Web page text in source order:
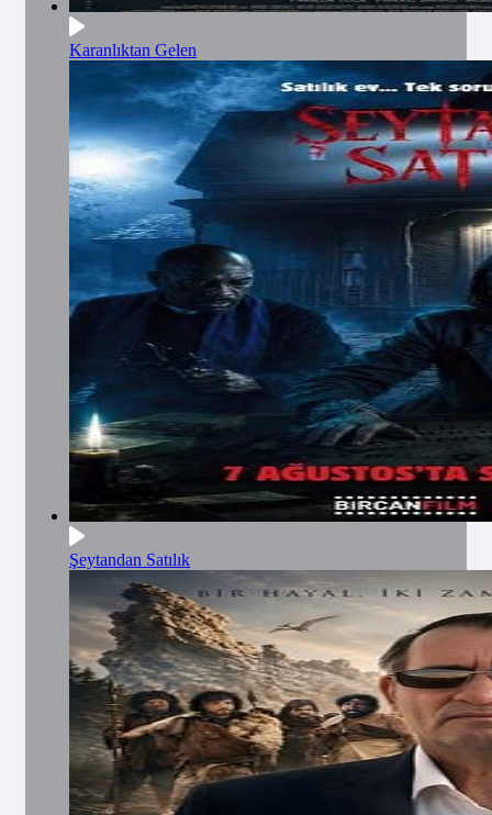
Karanlıktan Gelen
Şeytandan Satılık